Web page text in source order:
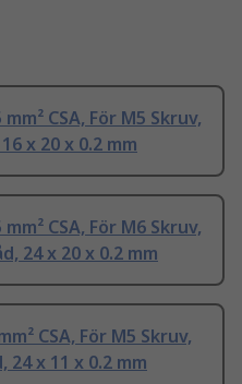
CSA, För M5 Skruv,
x 20 x 0.2 mm
CSA, För M6 Skruv,
24 x 20 x 0.2 mm
CSA, För M5 Skruv,
x 11 x 0.2 mm